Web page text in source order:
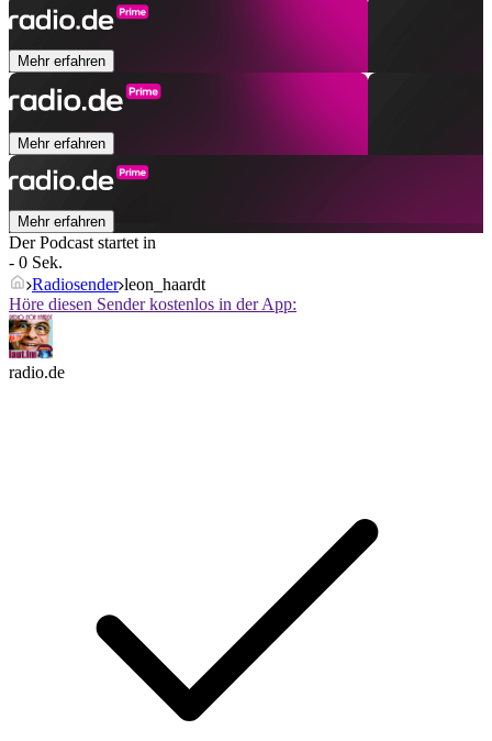
Mehr erfahren
Mehr erfahren
Mehr erfahren
Der Podcast startet in
- 0 Sek.
Radiosender leon_haardt
Höre diesen Sender kostenlos in der App:
radio.de